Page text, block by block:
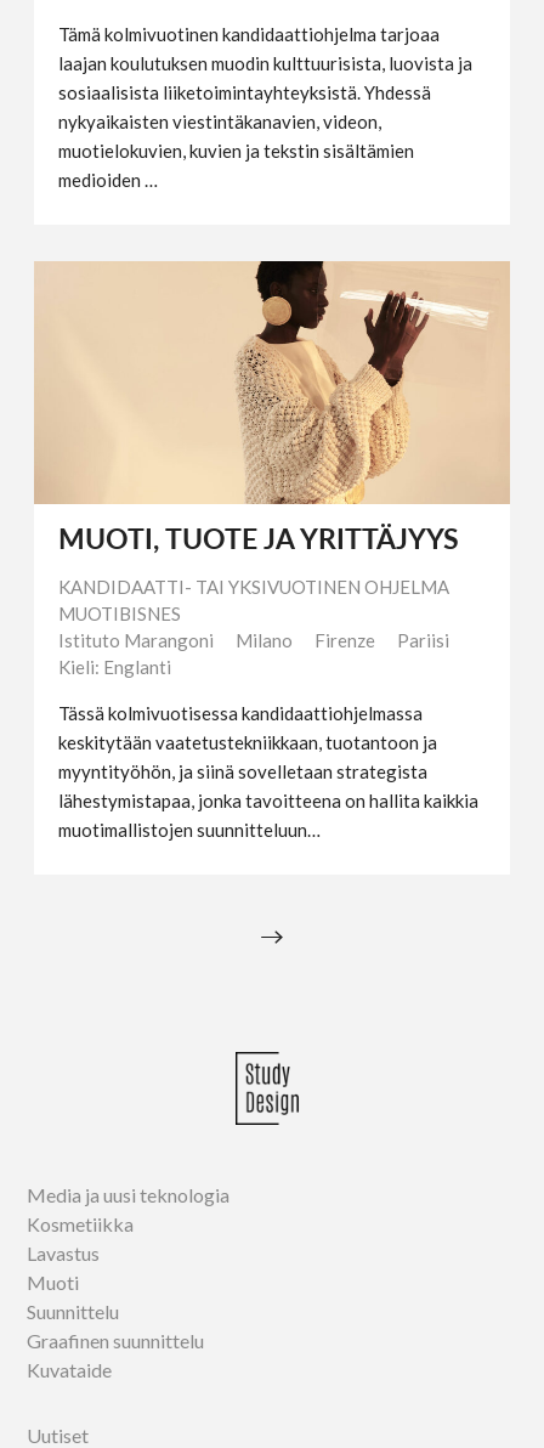
Tämä kolmivuotinen kandidaattiohjelma tarjoaa
laajan koulutuksen muodin kulttuurisista, luovista ja
sosiaalisista liiketoimintayhteyksistä. Yhdessä
nykyaikaisten viestintäkanavien, videon,
muotielokuvien, kuvien ja tekstin sisältämien
medioiden …
MUOTI, TUOTE JA YRITTÄJYYS
KANDIDAATTI- TAI YKSIVUOTINEN OHJELMA
MUOTIBISNES
Istituto Marangoni
Milano Firenze
Pariisi
Kieli: Englanti
Tässä kolmivuotisessa kandidaattiohjelmassa
keskitytään vaatetustekniikkaan, tuotantoon ja
myyntityöhön, ja siinä sovelletaan strategista
lähestymistapaa, jonka tavoitteena on hallita kaikkia
muotimallistojen suunnitteluun…
→
Media ja uusi teknologia
Kosmetiikka
Lavastus
Muoti
Suunnittelu
Graafinen suunnittelu
Kuvataide
Uutiset